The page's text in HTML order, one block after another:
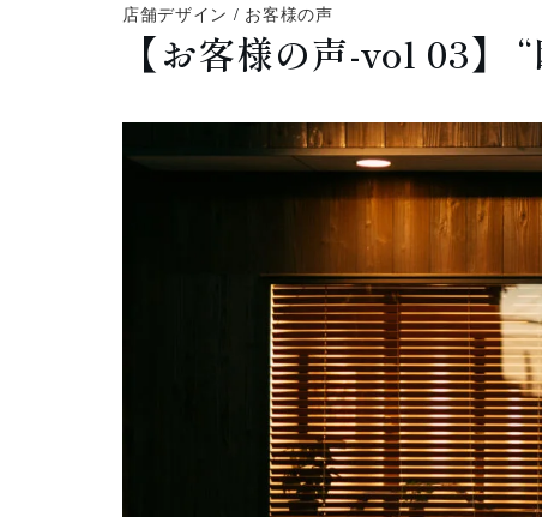
店舗デザイン / お客様の声
【お客様の声-vol 03